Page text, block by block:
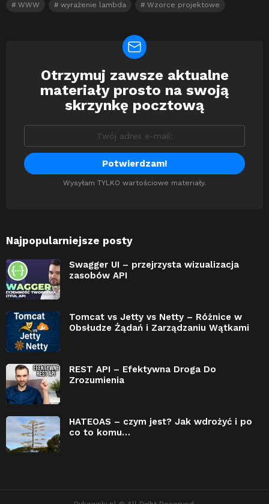
WWW wyrażenie lambda Wzorce projektowe
Newsletter
Otrzymuj zawsze aktualne
materiały prosto na swoją
skrzynkę pocztową
Wysyłam TYLKO wartościowe materiały.
Najpopularniejsze posty
Swagger UI – przejrzysta wizualizacja
zasobów API
Tomcat vs Jetty vs Netty – Różnice w
Obsłudze Żądań i Zarządzaniu Wątkami
REST API – Efektywna Droga Do
Zrozumienia
HATEOAS – czym jest? Jak wdrożyć i po
co to komu…